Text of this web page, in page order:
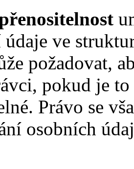
údaje ve
požadovat,
pokud je
Právo se
osobních